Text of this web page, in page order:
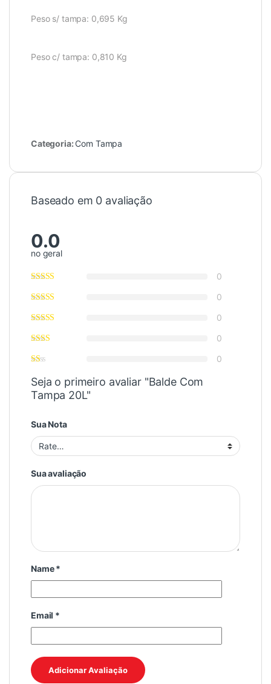
Peso s/ tampa: 0,695 Kg
Peso c/ tampa: 0,810 Kg
Categoria: Com Tampa
Baseado em 0 avaliação
0.0
no geral
0
0
0
0
0
Seja o primeiro avaliar "Balde Com
Tampa 20L"
Sua Nota
Sua avaliação
Name*
Email *